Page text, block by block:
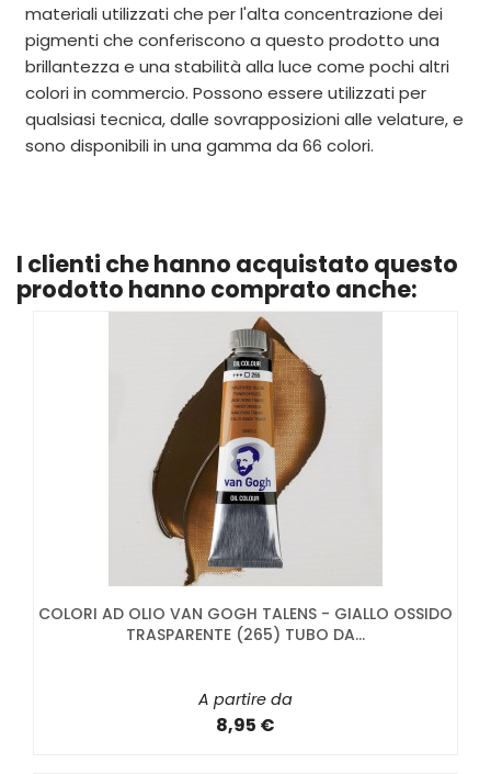
materiali utilizzati che per l'alta concentrazione dei
pigmenti che conferiscono a questo prodotto una
brillantezza e una stabilità alla luce come pochi altri
colori in commercio. Possono essere utilizzati per
qualsiasi tecnica, dalle sovrapposizioni alle velature, e
sono disponibili in una gamma da 66 colori.
I clienti che hanno acquistato questo
prodotto hanno comprato anche:
COLORI AD OLIO VAN GOGH TALENS - GIALLO OSSIDO
TRASPARENTE (265) TUBO DA...
A partire da
8,95 €